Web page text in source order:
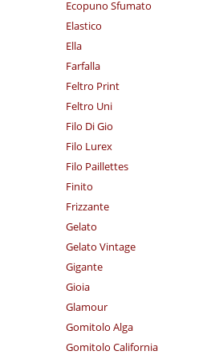
Ecopuno Sfumato
Elastico
Ella
Farfalla
Feltro Print
Feltro Uni
Filo Di Gio
Filo Lurex
Filo Paillettes
Finito
Frizzante
Gelato
Gelato Vintage
Gigante
Gioia
Glamour
Gomitolo Alga
Gomitolo California